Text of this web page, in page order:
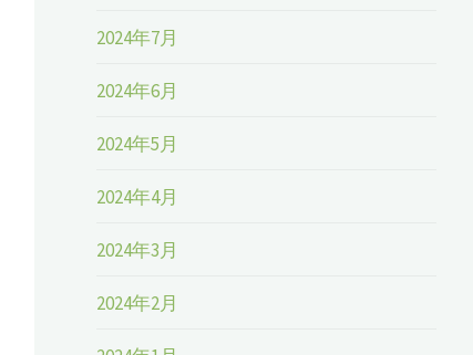
2024年7月
2024年6月
2024年5月
2024年4月
2024年3月
2024年2月